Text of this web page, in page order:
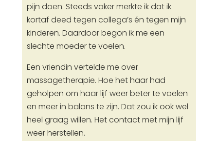
pijn doen. Steeds vaker merkte ik dat ik
kortaf deed tegen collega’s én tegen mijn
kinderen. Daardoor begon ik me een
slechte moeder te voelen.
Een vriendin vertelde me over
massagetherapie. Hoe het haar had
geholpen om haar lijf weer beter te voelen
en meer in balans te zijn. Dat zou ik ook wel
heel graag willen. Het contact met mijn lijf
weer herstellen.